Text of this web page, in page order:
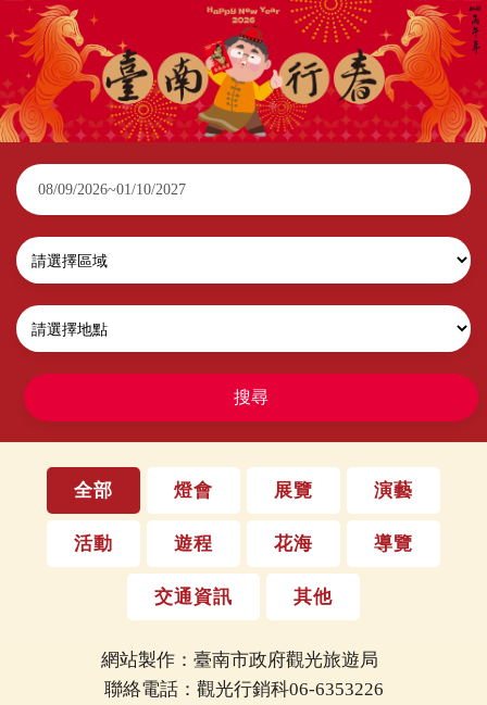
2026臺南行春
搜尋
全部 燈會 展覽 演藝
活動 遊程 花海 導覽
交通資訊 其他
網站製作：臺南市政府觀光旅遊局
聯絡電話：觀光行銷科06-6353226